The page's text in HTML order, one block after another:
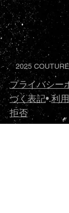
プライバシー
づく表記•.利
拒否
2025